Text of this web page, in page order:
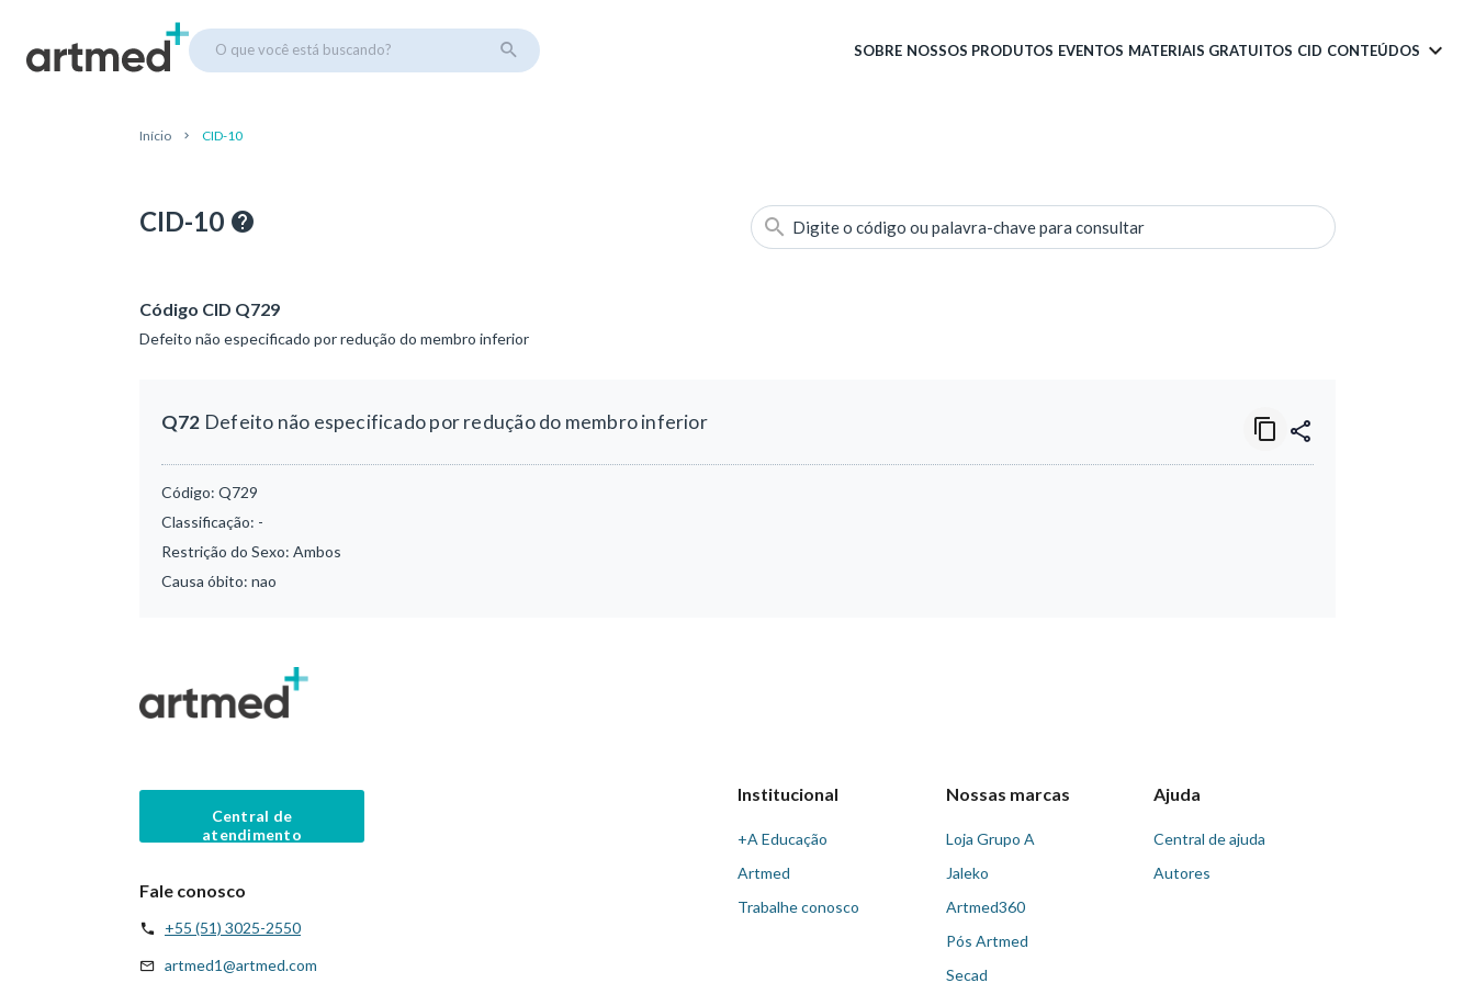
O que você está buscando? SOBRE NOSSOS PRODUTOS EVENTOS MATERIAIS GRATUITOS CID CONTEÚDOS
Início CID-10
CID-10 Digite o código ou palavra-chave para consultar
Código CID Q729
Defeito não especificado por redução do membro inferior
Q72 Defeito não especificado por redução do membro inferior
Código: Q729
Classificação: -
Restrição do Sexo: Ambos
Causa óbito: nao
Central de
atendimento
Fale conosco
+55 (51) 3025-2550
artmed1@artmed.com
Institucional
+A Educação
Artmed
Trabalhe conosco
Nossas marcas
Loja Grupo A
Jaleko
Artmed360
Pós Artmed
Secad
Ajuda
Central de ajuda
Autores